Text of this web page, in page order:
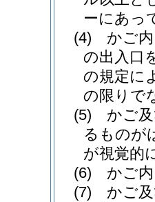
ーにあっ
(4)
かご
の出入口
の規定に
の限りで
(5)
かご
るものが
が視覚的
(6)
かご
(7)
かご